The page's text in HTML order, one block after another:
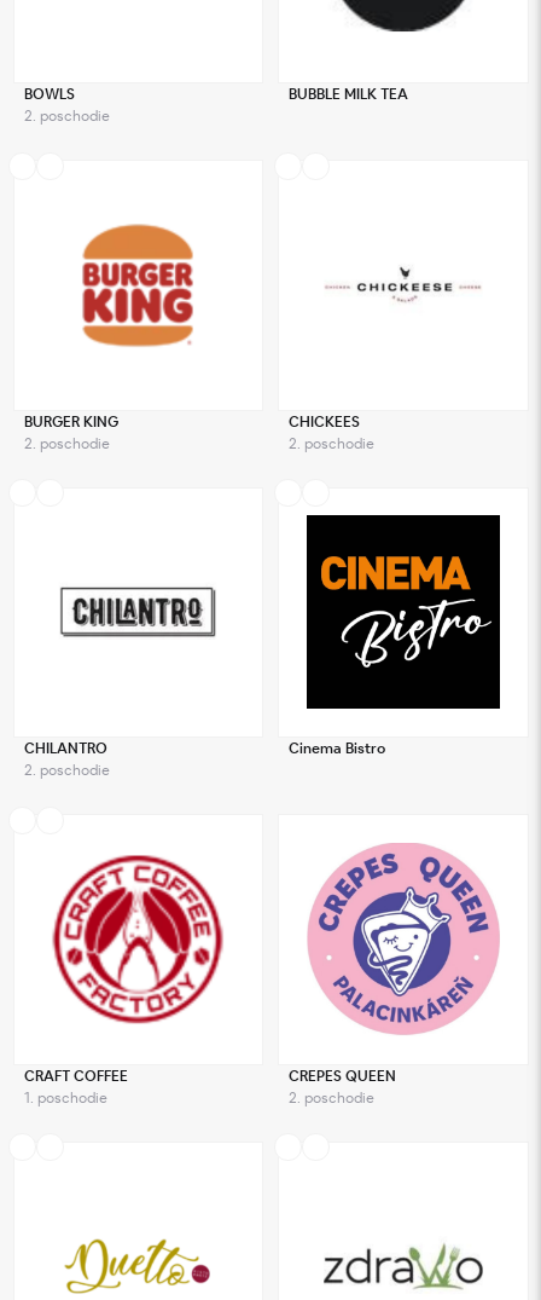
BOWLS
2. poschodie
BUBBLE MILK TEA
BURGER KING
2. poschodie
CHICKEES
2. poschodie
CHILANTRO
2. poschodie
Cinema Bistro
CRAFT COFFEE
1. poschodie
CREPES QUEEN
2. poschodie